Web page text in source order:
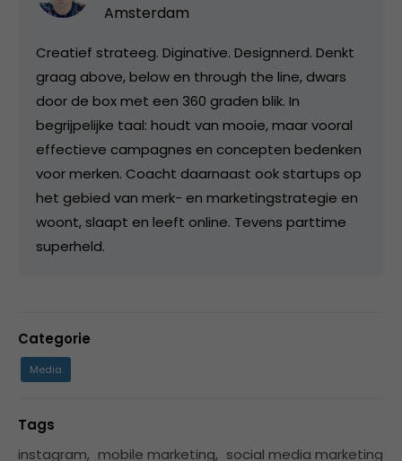
Amsterdam
Creatief strateeg. Diginative. Designnerd. Denkt
graag above, below en through the line, dwars
door de box met een 360 graden blik. In
begrijpelijke taal: houdt van mooie, maar vooral
effectieve campagnes en concepten bedenken
voor merken. Coacht daarnaast ook startups op
het gebied van merk- en marketingstrategie en
woont, slaapt en leeft online. Tevens parttime
superheld.
Categorie
Media
Tags
instagram, mobile marketing, social media marketing